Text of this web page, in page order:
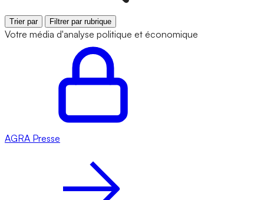
Trier par Filtrer par rubrique
Votre média d'analyse politique et économique
AGRA Presse